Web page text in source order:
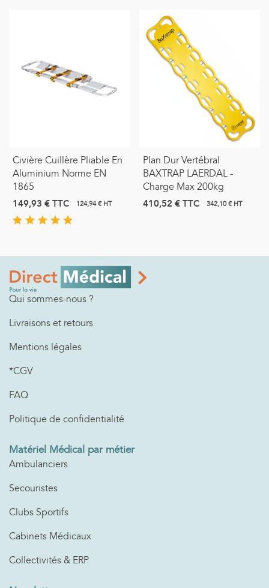
Civière Cuillère Pliable En
Aluminium Norme EN
1865
149,93 €TTC 124,94 € HT
Plan Dur Vertébral
BAXTRAP LAERDAL -
Charge Max 200kg
410,52 €TTC 342,10 € HT
Qui sommes-nous ?
Livraisons et retours
Mentions légales
*CGV
FAQ
Politique de confidentialité
Matériel Médical par métier
Ambulanciers
Secouristes
Clubs Sportifs
Cabinets Médicaux
Collectivités & ERP